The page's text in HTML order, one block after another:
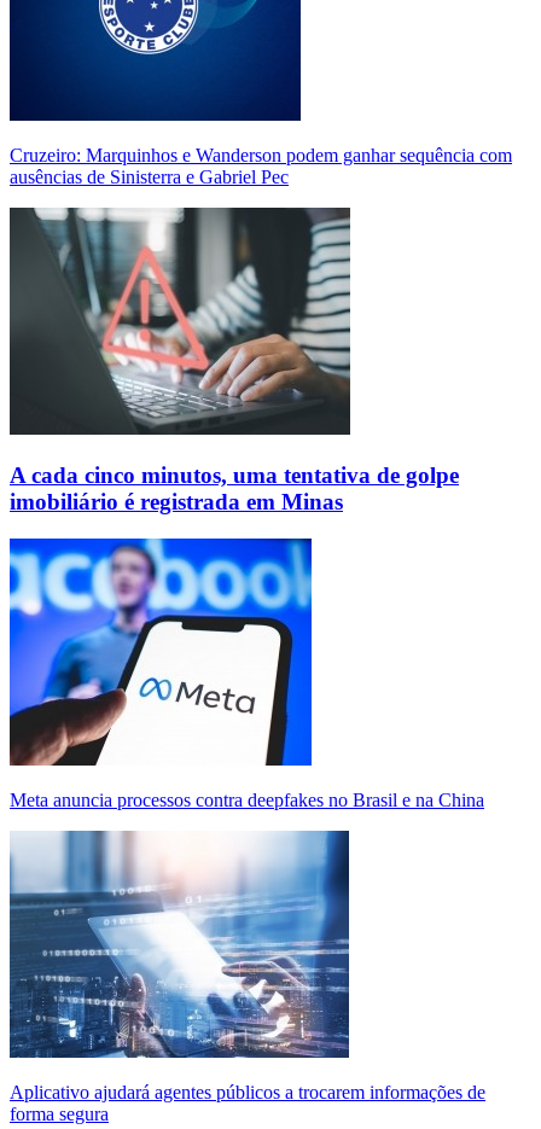
Cruzeiro: Marquinhos e Wanderson podem ganhar sequência com
ausências de Sinisterra e Gabriel Pec
A cada cinco minutos, uma tentativa de golpe
imobiliário é registrada em Minas
Meta anuncia processos contra deepfakes no Brasil e na China
Aplicativo ajudará agentes públicos a trocarem informações de
forma segura